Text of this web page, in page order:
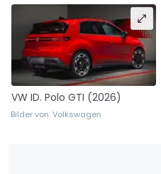
VW ID. Polo GTI (2026)
Bilder von: Volkswagen